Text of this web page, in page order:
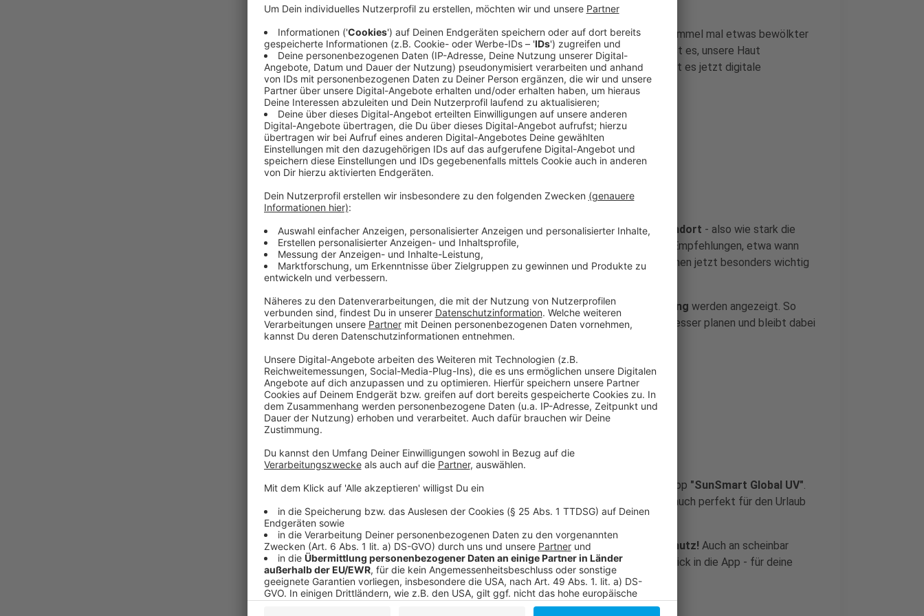
Sommer, Sonne, Sonnenbrand? Muss nicht sein! Auch wenn der Himmel mal etwas bewölkter
aussieht - die UV-Strahlung macht keine Pause. Umso wichtiger ist es, unsere Haut
konsequent zu schützen. Neben Sonnencreme und Sonnenhut gibt es jetzt digitale
Unterstützung: UV-Schutz-Apps fürs Smartphone.
Anzeige
So funktionieren UV-Apps
Diese Anwendungen zeigen denUV-Index für den aktuellen Standort - also wie stark die
ultraviolette Strahlung gerade ist. Dazu bekommt man konkrete Empfehlungen, etwa wann
man den Schatten aufsuchen sollte oder welche Schutzmaßnahmen jetzt besonders wichtig
sind.
Praktisch:Auch die Tageszeiten mit besonders hoher Strahlung werden angezeigt. So
kann man dem Tag am See, im Freibad oder beim Stadtbummel besser planen und bleibt dabei
auf der sicheren Seite.
Anzeige
Empfehlung der WHO: "SunSmart Global UV"
DieWeltgesundheitsorganisation (WHO) empfiehlt dafür die App "SunSmart Global UV".
Sie ist kostenlos, leicht zu bedienen und weltweit nutzbar - also auch perfekt für den Urlaub
im Ausland.
Wichtig zu wissen:Wolken bedeuten nicht automatisch UV-Schutz! Auch an scheinbar
grauen Tagen kann der UV-Index hoch sein. Daher lohnt sich ein Blick in die App - für deine
Gesundheit und schöne, gesunde Haut.
Die SunSmart Global UV-App im Apple Store